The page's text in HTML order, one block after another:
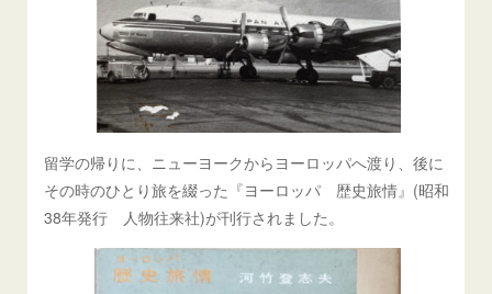
留学の帰りに、ニューヨークからヨーロッパへ渡り、後に
その時のひとり旅を綴った『ヨーロッパ 歴史旅情』(昭和
38年発行 人物往来社)が刊行されました。